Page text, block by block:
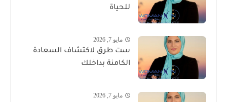
للحياة
مايو 7, 2026
ست طرق لاكتشاف السعادة
الكامنة بداخلك
مايو 7, 2026